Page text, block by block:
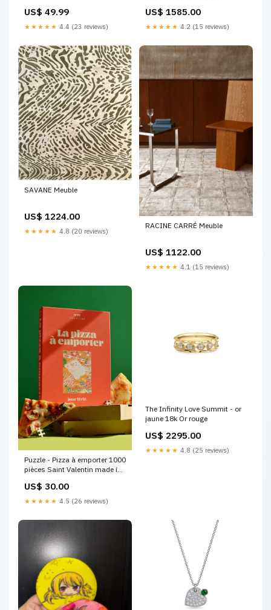
US$ 49.99
★★★★★ 4.4 (23 reviews)
US$ 1585.00
★★★★★ 4.2 (15 reviews)
SAVANE Meuble
US$ 1224.00
★★★★★ 4.8 (20 reviews)
RACINE CARRÉ Meuble
US$ 1122.00
★★★★★ 4.1 (15 reviews)
Puzzle - Pizza à emporter 1000
pièces Saint Valentin made in
US$ 30.00
★★★★★ 4.5 (26 reviews)
The Infinity Love Summit - or
jaune 18k Or rouge
US$ 2295.00
★★★★★ 4.8 (25 reviews)